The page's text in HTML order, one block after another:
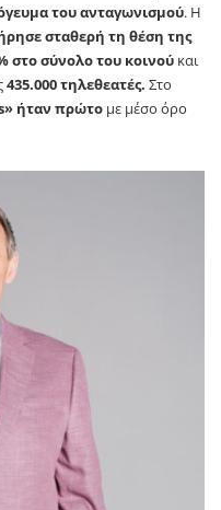
του ανταγωνισμού. Η
σταθερή τη θέση της
στο σύνολο του κοινού και
435.000 τηλεθεατές. Στο
ήταν πρώτο με μέσο όρο